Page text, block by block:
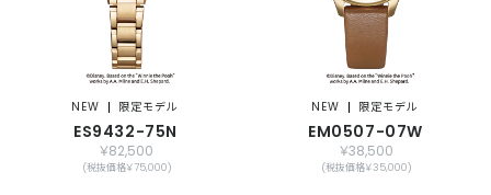
限定モデル
NEW
ES9432-75N
￥82,500
(税抜価格￥75,000)
限定モデル
NEW
EM0507-07W
￥38,500
(税抜価格￥35,000)